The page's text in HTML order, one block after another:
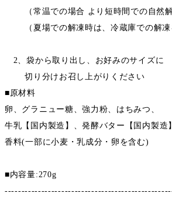
（常温での場合 より短時間での自然解
（夏場での解凍時は、冷蔵庫での解凍
2、袋から取り出し、お好みのサイズに
切り分けお召し上がりください
■原材料
卵、グラニュー糖、強力粉、はちみつ、
牛乳【国内製造】、発酵バター【国内製造
香料(一部に小麦・乳成分・卵を含む)
■内容量:270g